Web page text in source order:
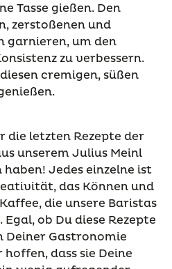
Tasse gießen. Den
zerstoßenen und
garnieren, um den
zu verbessern.
cremigen, süßen
die letzten Rezepte der
unserem Julius Meinl
Jedes einzelne ist
das Können und
die unsere Baristas
ob Du diese Rezepte
Deiner Gastronomie
dass sie Deine